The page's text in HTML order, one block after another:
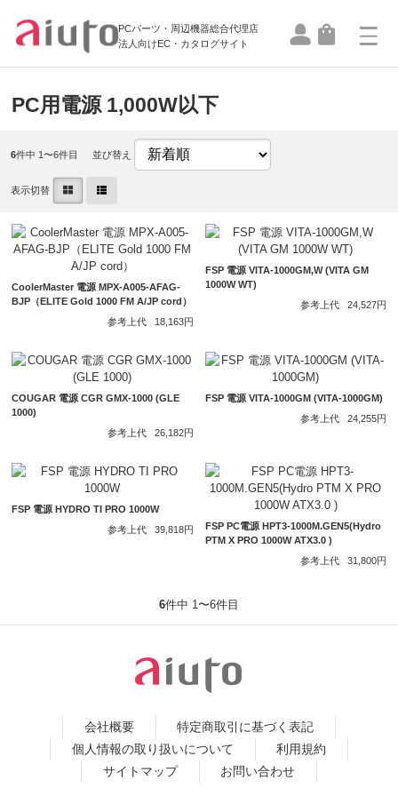
PCパーツ・周辺機器総合代理店
法人向けEC・カタログサイト
PC用電源 1,000W以下
6件中 1〜6件目 並び替え
表示切替
CoolerMaster 電源 MPX-A005-AFAG-
BJP（ELITE Gold 1000 FM A/JP cord）
参考上代
18,163円
FSP 電源 VITA-1000GM,W (VITA GM
1000W WT)
参考上代
24,527円
COUGAR 電源 CGR GMX-1000 (GLE
1000)
参考上代
26,182円
FSP 電源 VITA-1000GM (VITA-1000GM)
参考上代
24,255円
FSP 電源 HYDRO TI PRO 1000W
参考上代
39,818円
FSP PC電源 HPT3-1000M.GEN5(Hydro
PTM X PRO 1000W ATX3.0 )
参考上代
31,800円
6件中 1〜6件目
会社概要
特定商取引に基づく表記
個人情報の取り扱いについて
利用規約
サイトマップ
お問い合わせ